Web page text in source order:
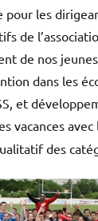
pour les
de
de nos
dans les
et
vacances avec
des